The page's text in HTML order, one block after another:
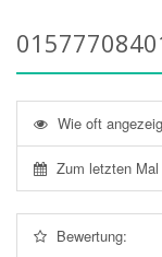
Wie oft
Zum letzten
Bewertung: